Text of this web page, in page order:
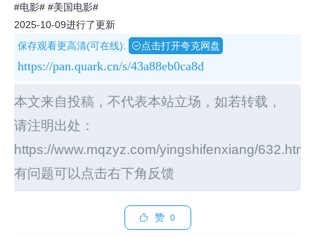
#电影# #美国电影#
2025-10-09进行了更新
保存观看更高清(可在线):
点击打开夸克网盘
https://pan.quark.cn/s/43a88eb0ca8d
本文来自投稿，不代表本站立场，如若转载，
请注明出处：
https://www.mqzyz.com/yingshifenxiang/632.html
有问题可以点击右下角反馈
赞 0